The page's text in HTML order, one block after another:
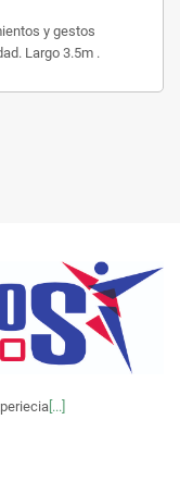
y gestos
Largo 3.5m .
[...]